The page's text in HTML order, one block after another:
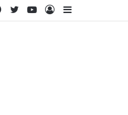
Kenar
Kayıt
YouTube
Twitter
Facebook